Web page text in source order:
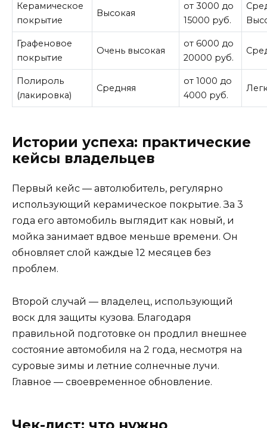
Керамическое
покрытие
Высокая
от 3000 до
15000 руб.
Графеновое
покрытие
Очень высокая
от 6000 до
20000 руб.
Полироль
(лакировка)
Средняя
от 1000 до
4000 руб.
Истории успеха: практические
кейсы владельцев
Первый кейс — автолюбитель, регулярно
использующий керамическое покрытие. За 3
года его автомобиль выглядит как новый, и
мойка занимает вдвое меньше времени. Он
обновляет слой каждые 12 месяцев без
проблем.
Второй случай — владелец, использующий
воск для защиты кузова. Благодаря
правильной подготовке он продлил внешнее
состояние автомобиля на 2 года, несмотря на
суровые зимы и летние солнечные лучи.
Главное — своевременное обновление.